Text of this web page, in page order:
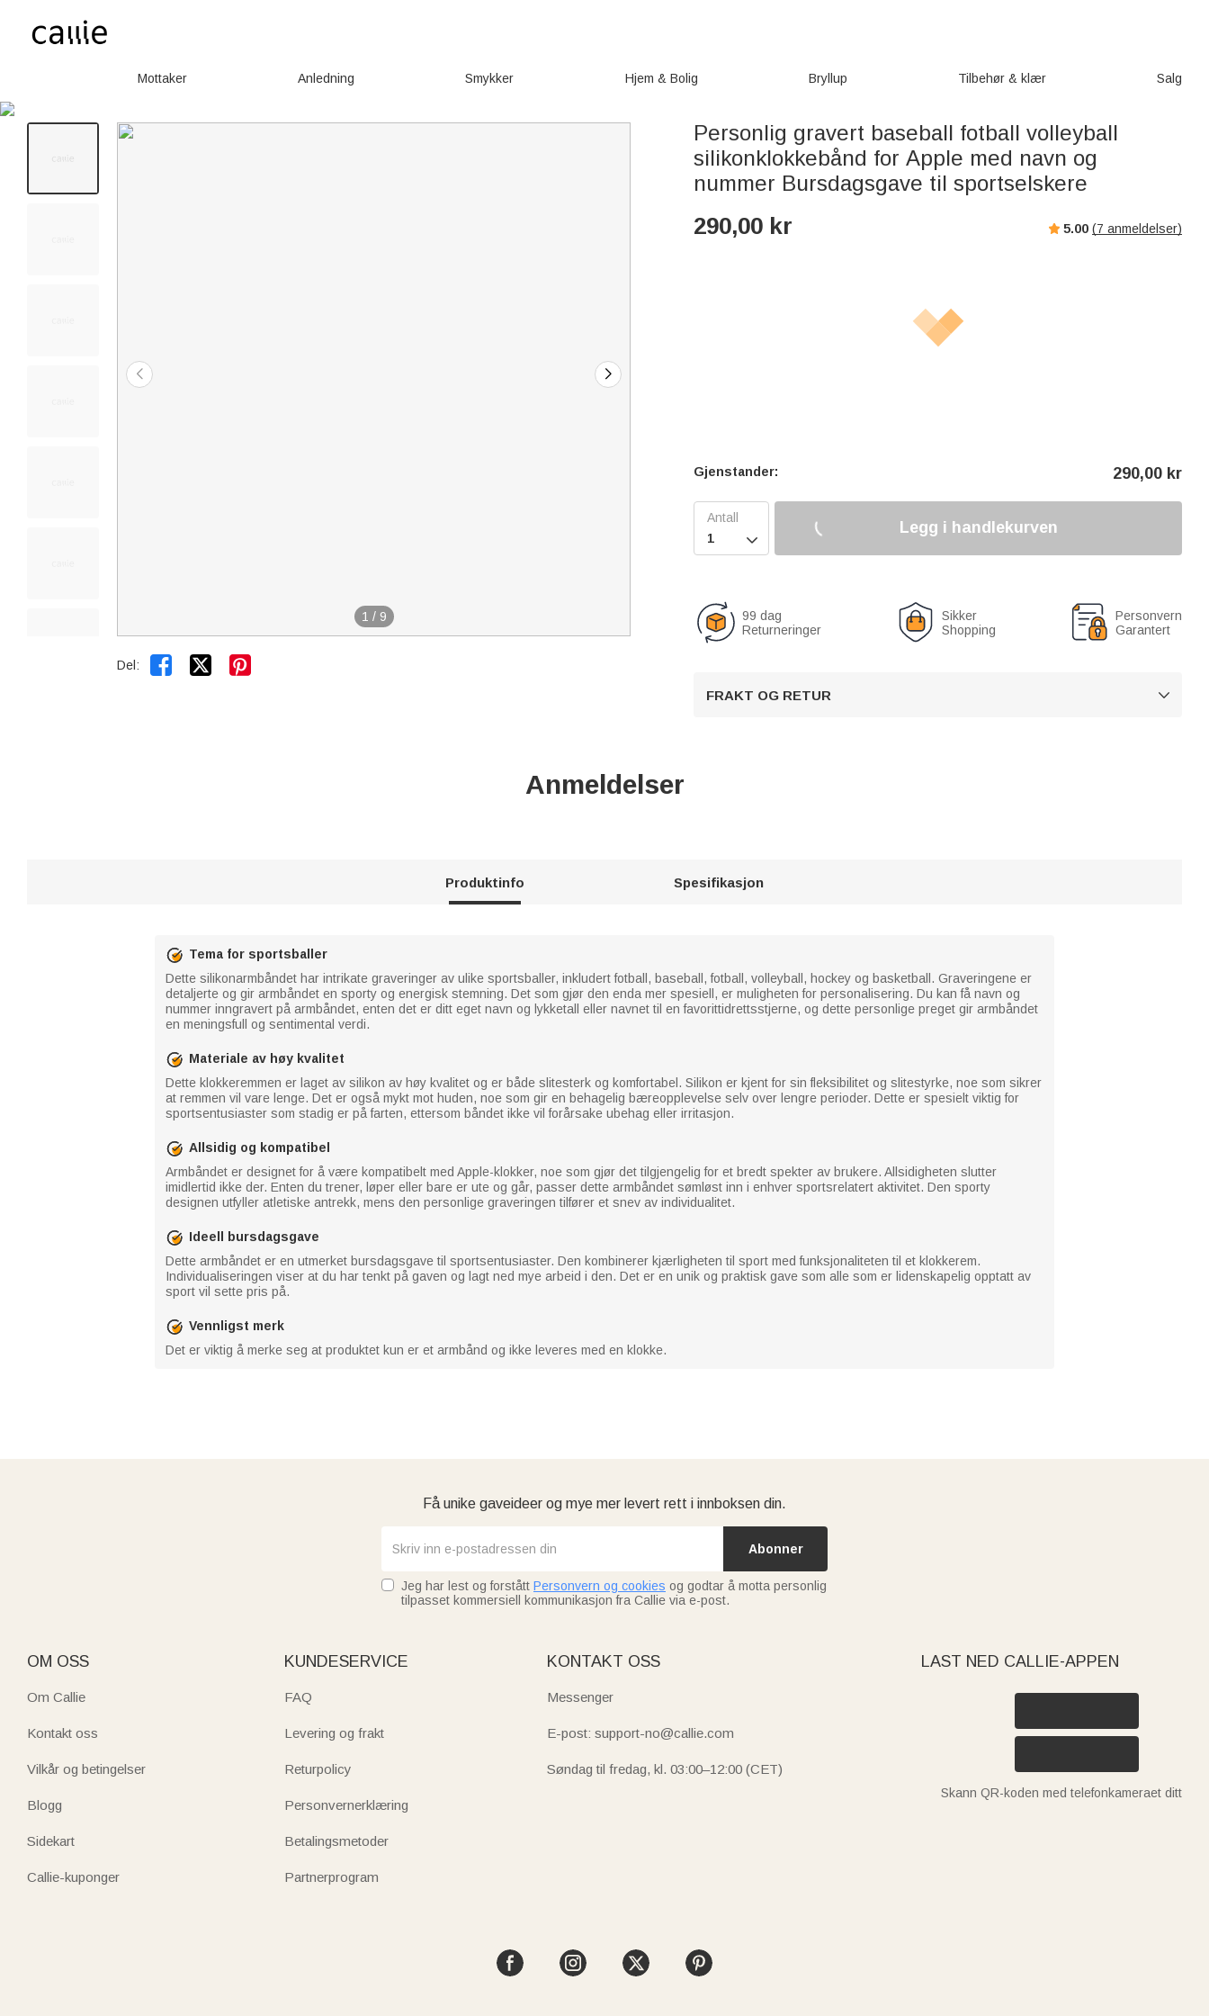
Mottaker Anledning Smykker Hjem & Bolig Bryllup Tilbehør & klær Salg
1 / 9
Del:  
Personlig gravert baseball fotball volleyball
silikonklokkebånd for Apple med navn og
nummer Bursdagsgave til sportselskere
290,00 kr 5.00 (7 anmeldelser)
Gjenstander: 290,00 kr

Legg i handlekurven
99 dag
Returneringer
Sikker
Shopping
Personvern
Garantert
FRAKT OG RETUR 
Anmeldelser
Produktinfo Spesifikasjon
Tema for sportsballer
Dette silikonarmbåndet har intrikate graveringer av ulike sportsballer, inkludert fotball, baseball, fotball, volleyball, hockey og basketball. Graveringene er
detaljerte og gir armbåndet en sporty og energisk stemning. Det som gjør den enda mer spesiell, er muligheten for personalisering. Du kan få navn og
nummer inngravert på armbåndet, enten det er ditt eget navn og lykketall eller navnet til en favorittidrettsstjerne, og dette personlige preget gir armbåndet
en meningsfull og sentimental verdi.
Materiale av høy kvalitet
Dette klokkeremmen er laget av silikon av høy kvalitet og er både slitesterk og komfortabel. Silikon er kjent for sin fleksibilitet og slitestyrke, noe som sikrer
at remmen vil vare lenge. Det er også mykt mot huden, noe som gir en behagelig bæreopplevelse selv over lengre perioder. Dette er spesielt viktig for
sportsentusiaster som stadig er på farten, ettersom båndet ikke vil forårsake ubehag eller irritasjon.
Allsidig og kompatibel
Armbåndet er designet for å være kompatibelt med Apple-klokker, noe som gjør det tilgjengelig for et bredt spekter av brukere. Allsidigheten slutter
imidlertid ikke der. Enten du trener, løper eller bare er ute og går, passer dette armbåndet sømløst inn i enhver sportsrelatert aktivitet. Den sporty
designen utfyller atletiske antrekk, mens den personlige graveringen tilfører et snev av individualitet.
Ideell bursdagsgave
Dette armbåndet er en utmerket bursdagsgave til sportsentusiaster. Den kombinerer kjærligheten til sport med funksjonaliteten til et klokkerem.
Individualiseringen viser at du har tenkt på gaven og lagt ned mye arbeid i den. Det er en unik og praktisk gave som alle som er lidenskapelig opptatt av
sport vil sette pris på.
Vennligst merk
Det er viktig å merke seg at produktet kun er et armbånd og ikke leveres med en klokke.
Få unike gaveideer og mye mer levert rett i innboksen din.
Abonner
Jeg har lest og forstått Personvern og cookies og godtar å motta personlig
tilpasset kommersiell kommunikasjon fra Callie via e-post.
OM OSS
Om Callie
Kontakt oss
Vilkår og betingelser
Blogg
Sidekart
Callie-kuponger
KUNDESERVICE
FAQ
Levering og frakt
Returpolicy
Personvernerklæring
Betalingsmetoder
Partnerprogram
KONTAKT OSS
Messenger
E-post: support-no@callie.com
Søndag til fredag, kl. 03:00–12:00 (CET)
LAST NED CALLIE-APPEN
Skann QR-koden med telefonkameraet ditt